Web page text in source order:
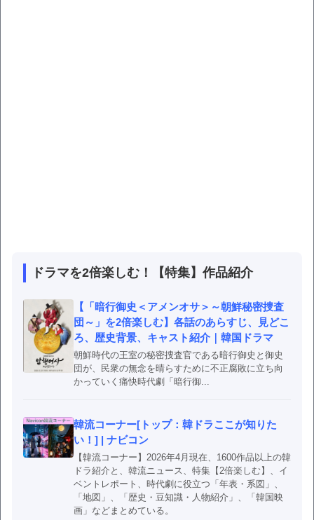
ドラマを2倍楽しむ！【特集】作品紹介
【「暗行御史＜アメンオサ＞～朝鮮秘密捜査
団～」を2倍楽しむ】各話のあらすじ、見どこ
ろ、歴史背景、キャスト紹介｜韓国ドラマ
朝鮮時代の王室の秘密捜査官である暗行御史と御史
団が、民衆の無念を晴らすために不正腐敗に立ち向
かっていく痛快時代劇「暗行御...
韓流コーナー[トップ：韓ドラここが知りた
い！] | ナビコン
【韓流コーナー】2026年4月現在、1600作品以上の韓
ドラ紹介と、韓流ニュース、特集【2倍楽しむ】、イ
ベントレポート、時代劇に役立つ「年表・系図」、
「地図」、「歴史・豆知識・人物紹介」、「韓国映
画」などまとめている。